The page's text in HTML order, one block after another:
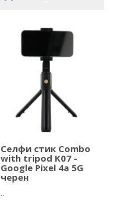
Селфи стик Combo
with tripod K07 -
Google Pixel 4a 5G
черeн
..